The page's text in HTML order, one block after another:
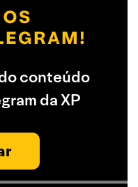
conteúdo
da XP